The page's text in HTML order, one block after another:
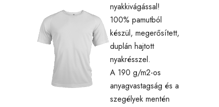
nyakkivágással!
100% pamutból
készül, megerősített,
duplán hajtott
nyakrésszel.
A 190 g/m2-os
anyagvastagság és a
szegélyek mentén